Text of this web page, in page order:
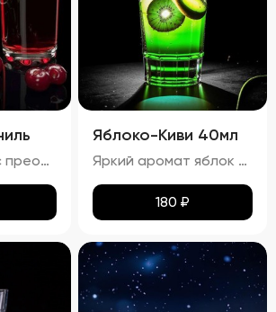
Сладкий вкус с преобладанием ноток черешни и ванили, с легким оттенком тростникового сахара. Запах: Яркий аромат черешни и ванили с тонкими нотками сладости.
Яблоко-Киви 40мл
Яркий аромат яблок и киви с тонкими нотками сладости. процент спирта в настойке "Яблоко-Киви" составляет приблизительно 24,22%
180 ₽